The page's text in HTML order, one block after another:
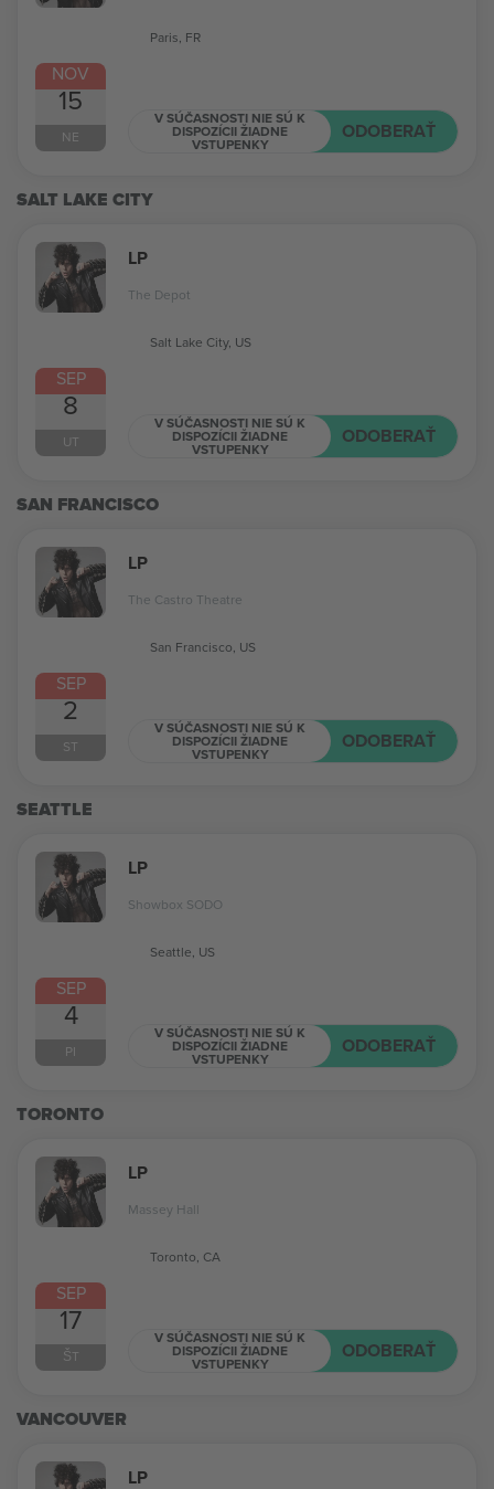
NOV
15
NE
Paris, FR
V SÚČASNOSTI NIE SÚ K
DISPOZÍCII ŽIADNE
VSTUPENKY
ODOBERAŤ
SALT LAKE CITY
SEP
8
UT
LP
The Depot
Salt Lake City, US
V SÚČASNOSTI NIE SÚ K
DISPOZÍCII ŽIADNE
VSTUPENKY
ODOBERAŤ
SAN FRANCISCO
SEP
2
ST
LP
The Castro Theatre
San Francisco, US
V SÚČASNOSTI NIE SÚ K
DISPOZÍCII ŽIADNE
VSTUPENKY
ODOBERAŤ
SEATTLE
SEP
4
PI
LP
Showbox SODO
Seattle, US
V SÚČASNOSTI NIE SÚ K
DISPOZÍCII ŽIADNE
VSTUPENKY
ODOBERAŤ
TORONTO
SEP
17
ŠT
LP
Massey Hall
Toronto, CA
V SÚČASNOSTI NIE SÚ K
DISPOZÍCII ŽIADNE
VSTUPENKY
ODOBERAŤ
VANCOUVER
LP